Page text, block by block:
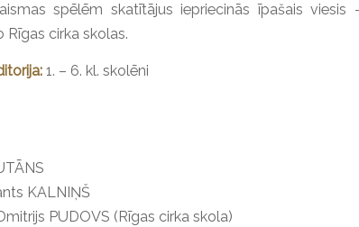
spēlēm skatītājus iepriecinās īpašais viesis
Rīgas cirka skolas.
1. – 6. kl. skolēni
KALNIŅŠ
PUDOVS (Rīgas cirka skola)